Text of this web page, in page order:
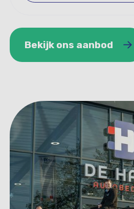
Bekijk ons aanbod